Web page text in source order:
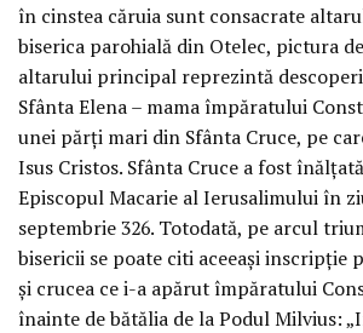
în cinstea căruia sunt consacrate
biserica parohială din Otelec, pictura
altarului principal reprezintă
Sfânta Elena – mama împăratului
unei părți mari din Sfânta Cruce, pe
Isus Cristos. Sfânta Cruce a fost
Episcopul Macarie al Ierusalimului în
septembrie 326. Totodată, pe arcul
bisericii se poate citi aceeași inscripție
și crucea ce i-a apărut împăratului
înainte de bătălia de la Podul Milvius: